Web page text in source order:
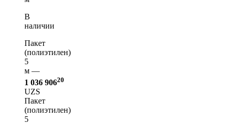
В
наличии
Пакет
(полиэтилен)
5
м —
1 036 90620
UZS
Пакет
(полиэтилен)
5